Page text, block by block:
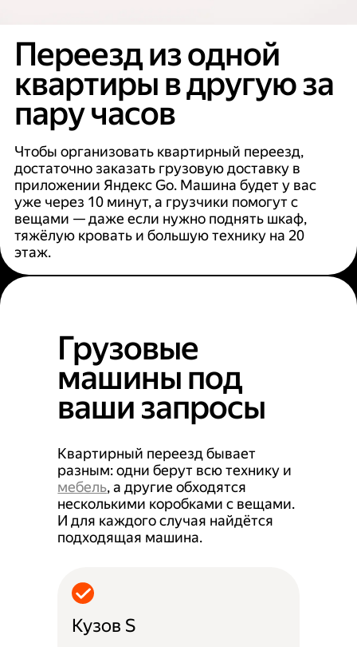
Переезд из одной
квартиры в другую за
пару часов
Чтобы организовать квартирный переезд,
достаточно заказать грузовую доставку в
приложении Яндекс Go. Машина будет у вас
уже через 10 минут, а грузчики помогут с
вещами — даже если нужно поднять шкаф,
тяжёлую кровать и большую технику на 20
этаж.
Грузовые
машины под
ваши запросы
Квартирный переезд бывает
разным: одни берут всю технику и
мебель, а другие обходятся
несколькими коробками с вещами.
И для каждого случая найдётся
подходящая машина.
Кузов S